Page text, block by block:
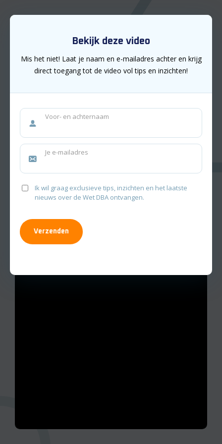
Beschermd: Webinar over dewet DBA
voor opdrachtgevers
terug naar het overzicht
Bekijk deze video
Mis het niet! Laat je naam en e-mailadres achter en krijg
direct toegang tot de video vol tips en inzichten!
Voor- en achternaam
Je e-mailadres
Ik wil graag exclusieve tips, inzichten en het laatste
nieuws over de Wet DBA ontvangen.